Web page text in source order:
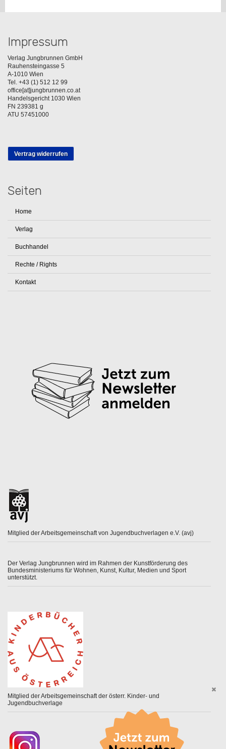
Impressum
Verlag Jungbrunnen GmbH
Rauhensteingasse 5
A-1010 Wien
Tel. +43 (1) 512 12 99
office[at]jungbrunnen.co.at
Handelsgericht 1030 Wien
FN 239381 g
ATU 57451000
Vertrag widerrufen
Seiten
Home
Verlag
Buchhandel
Rechte / Rights
Kontakt
Mitglied der Arbeitsgemeinschaft von Jugendbuchverlagen e.V. (avj)
Der Verlag Jungbrunnen wird im Rahmen der Kunstförderung des
Bundesministeriums für Wohnen, Kunst, Kultur, Medien und Sport
unterstützt.
Mitglied der Arbeitsgemeinschaft der österr. Kinder- und
Jugendbuchverlage